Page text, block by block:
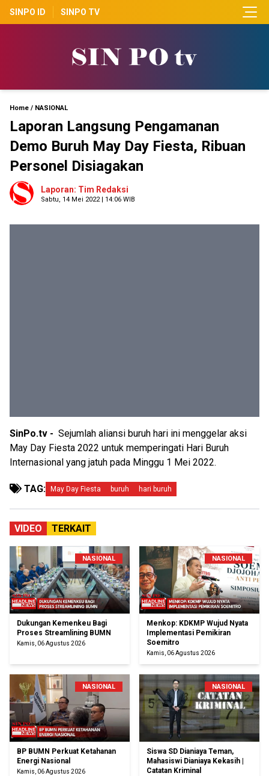
SINPO ID SINPO TV
Home / NASIONAL
Laporan Langsung Pengamanan
Demo Buruh May Day Fiesta, Ribuan
Personel Disiagakan
Laporan: Tim Redaksi
Sabtu, 14 Mei 2022 | 14:06 WIB
SinPo.tv - Sejumlah aliansi buruh hari ini menggelar aksi
May Day Fiesta 2022 untuk memperingati Hari Buruh
Internasional yang jatuh pada Minggu 1 Mei 2022.
TAG: May Day Fiesta buruh hari buruh
VIDEO TERKAIT
NASIONAL
Dukungan Kemenkeu Bagi
Proses Streamlining BUMN
Kamis, 06 Agustus 2026
NASIONAL
Menkop: KDKMP Wujud Nyata
Implementasi Pemikiran
Soemitro
Kamis, 06 Agustus 2026
NASIONAL
BP BUMN Perkuat Ketahanan
Energi Nasional
Kamis, 06 Agustus 2026
NASIONAL
Siswa SD Dianiaya Teman,
Mahasiswi Dianiaya Kekasih |
Catatan Kriminal